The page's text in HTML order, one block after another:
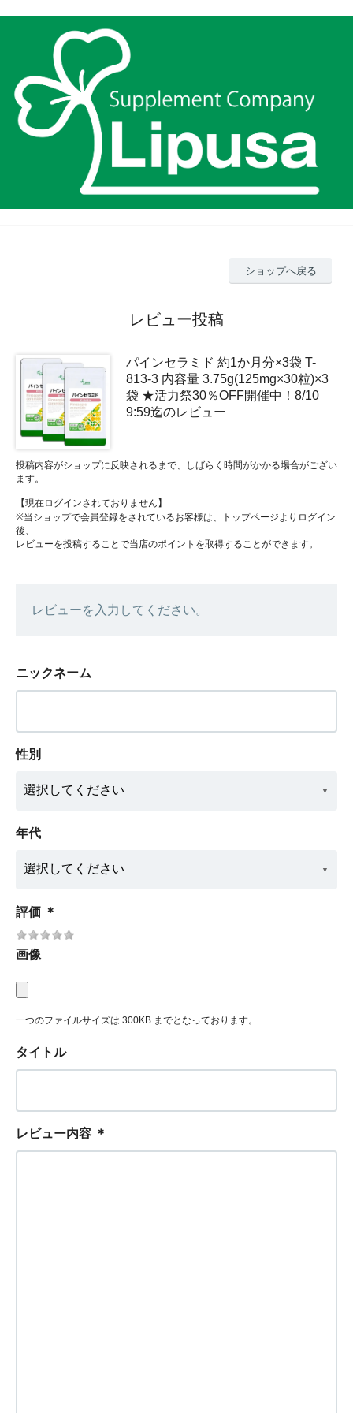
ショップへ戻る
レビュー投稿
パインセラミド 約1か月分×3袋 T-
813-3 内容量 3.75g(125mg×30粒)×3
袋 ★活力祭30％OFF開催中！8/10
9:59迄のレビュー
投稿内容がショップに反映されるまで、しばらく時間がかかる場合がござい
ます。
【現在ログインされておりません】
※当ショップで会員登録をされているお客様は、トップページよりログイン
後、
レビューを投稿することで当店のポイントを取得することができます。
レビューを入力してください。
ニックネーム
性別
年代
評価 ＊
画像
一つのファイルサイズは 300KB までとなっております。
タイトル
レビュー内容 ＊